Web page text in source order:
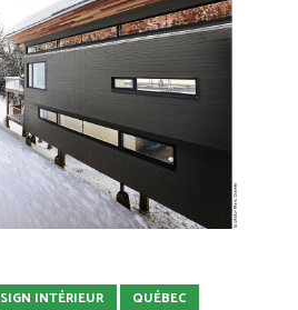
INTÉRIEUR QUÉBEC